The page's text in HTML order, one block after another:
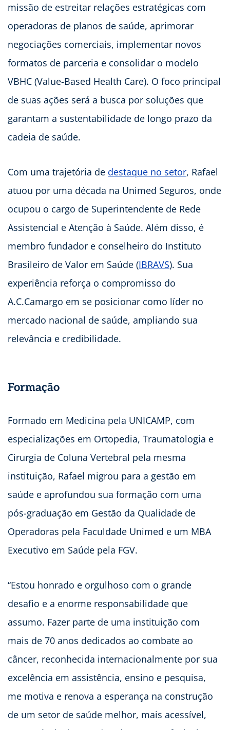
missão de estreitar relações estratégicas com
operadoras de planos de saúde, aprimorar
negociações comerciais, implementar novos
formatos de parceria e consolidar o modelo
VBHC (Value-Based Health Care). O foco principal
de suas ações será a busca por soluções que
garantam a sustentabilidade de longo prazo da
cadeia de saúde.
Com uma trajetória de destaque no setor, Rafael
atuou por uma década na Unimed Seguros, onde
ocupou o cargo de Superintendente de Rede
Assistencial e Atenção à Saúde. Além disso, é
membro fundador e conselheiro do Instituto
Brasileiro de Valor em Saúde (IBRAVS). Sua
experiência reforça o compromisso do
A.C.Camargo em se posicionar como líder no
mercado nacional de saúde, ampliando sua
relevância e credibilidade.
Formação
Formado em Medicina pela UNICAMP, com
especializações em Ortopedia, Traumatologia e
Cirurgia de Coluna Vertebral pela mesma
instituição, Rafael migrou para a gestão em
saúde e aprofundou sua formação com uma
pós-graduação em Gestão da Qualidade de
Operadoras pela Faculdade Unimed e um MBA
Executivo em Saúde pela FGV.
“Estou honrado e orgulhoso com o grande
desafio e a enorme responsabilidade que
assumo. Fazer parte de uma instituição com
mais de 70 anos dedicados ao combate ao
câncer, reconhecida internacionalmente por sua
excelência em assistência, ensino e pesquisa,
me motiva e renova a esperança na construção
de um setor de saúde melhor, mais acessível,